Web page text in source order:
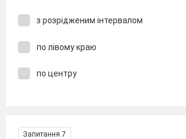
з розрідженим інтервалом
по лівому краю
по центру
Запитання 7